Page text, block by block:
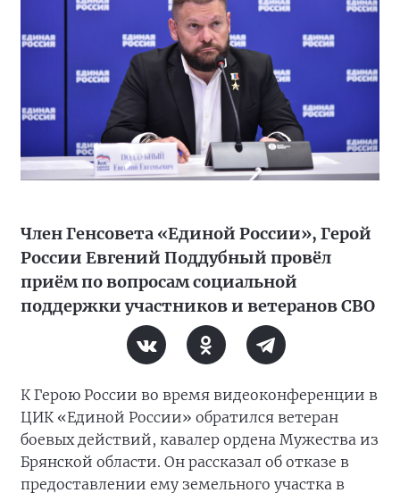
Член Генсовета «Единой России», Герой
России Евгений Поддубный провёл
приём по вопросам социальной
поддержки участников и ветеранов СВО
К Герою России во время видеоконференции в
ЦИК «Единой России» обратился ветеран
боевых действий, кавалер ордена Мужества из
Брянской области. Он рассказал об отказе в
предоставлении ему земельного участка в